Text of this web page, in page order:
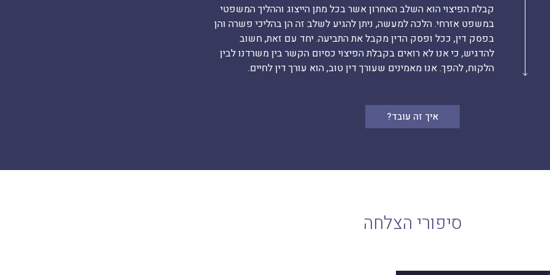
קבלת הפיצוי הוא השלב האחרון אשר בכל מתן הייצוג וההליך המשפטי
במשפט אזרחי. הלכה למעשה, ניתן להגיע לשלב זה הן בהליכי פשרה והן
בפסק דין, ככל ופסק הדין מקבל את התביעה. יחד עם זאת, חשוב
להדגיש, כי אנו לא רואים בקבלת הפיצוי כסיום הקשר בין משרדנו לבין
הלקוח, להפך. אנו מאמינים שעורך דין טוב, הוא עורך דין לחיים.
איך זה עובד?
סיפורי הצלחה